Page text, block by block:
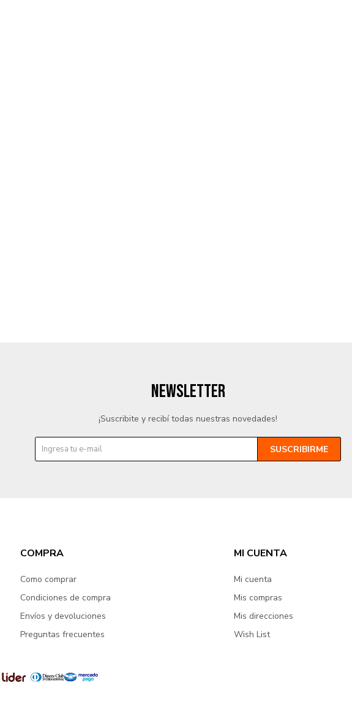
COMPRA
Como comprar
Condiciones de compra
Envíos y devoluciones
Preguntas frecuentes
MI CUENTA
Mi cuenta
Mis compras
Mis direcciones
Wish List
NEWSLETTER
¡Suscribite y recibí todas nuestras novedades!
SUSCRIBIRME